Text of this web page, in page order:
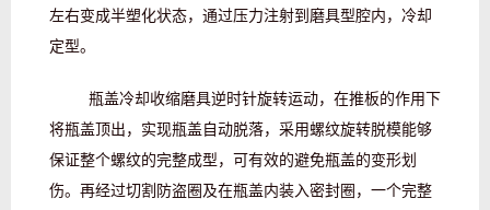
左右变成半塑化状态，通过压力注射到磨具型腔内，冷却
定型。
瓶盖冷却收缩磨具逆时针旋转运动，在推板的作用下
将瓶盖顶出，实现瓶盖自动脱落，采用螺纹旋转脱模能够
保证整个螺纹的完整成型，可有效的避免瓶盖的变形划
伤。再经过切割防盗圈及在瓶盖内装入密封圈，一个完整